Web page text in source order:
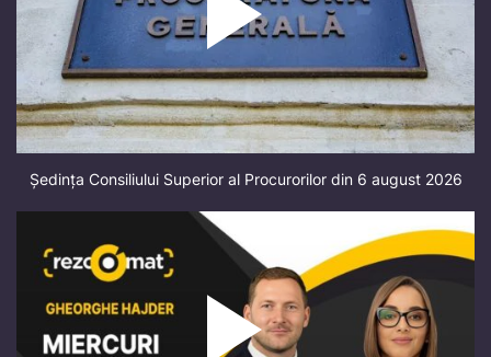
Ședința Consiliului Superior al Procurorilor din 6 august 2026